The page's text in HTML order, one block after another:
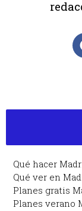
Qué hacer
Qué ver en
Planes gratis
Planes verano